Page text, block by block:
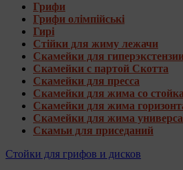
Грифи
Грифи олімпійські
Гирі
Стійки для жиму лежачи
Скамейки для
Скамейки с партой Скотта
Скамейки для пресса
Скамейки для жима со
Скамейки для жима
Скамейки для жима
Скамьи для приседаний
Стойки для грифов и дисков